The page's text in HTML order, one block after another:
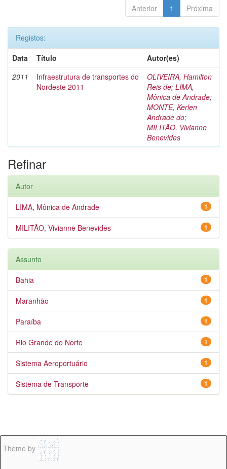
Anterior 1 Próxima
Registos:
Data
Título
Autor(es)
2011
Infraestrutura de transportes do
Nordeste 2011
OLIVEIRA, Hamilton
Reis de; LIMA,
Mônica de Andrade;
MONTE, Kerlen
Andrade do;
MILITÃO, Vivianne
Benevides
Refinar
Autor
1
LIMA, Mônica de Andrade
1
MILITÃO, Vivianne Benevides
Assunto
1
Bahia
1
Maranhão
1
Paraíba
1
Rio Grande do Norte
1
Sistema Aeroportuário
1
Sistema de Transporte
Theme by